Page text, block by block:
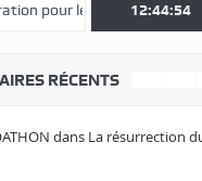
le Japon Une
12:44:55
RÉCENTS
dans La résurrection